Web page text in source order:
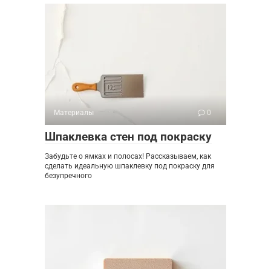
Материалы 0
Шпаклевка стен под покраску
Забудьте о ямках и полосах! Рассказываем, как
сделать идеальную шпаклевку под покраску для
безупречного